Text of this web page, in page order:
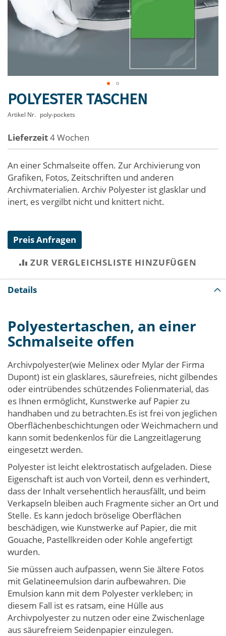
Zum
der
Bildergalerie
POLYESTER TASCHEN
Artikel Nr. poly-pockets
Lieferzeit4 Wochen
An einer Schmalseite offen. Zur Archivierung von
Grafiken, Fotos, Zeitschriften und anderen
Archivmaterialien. Archiv Polyester ist glasklar und
inert, es vergilbt nicht und knittert nicht.
Preis Anfragen
ZUR VERGLEICHSLISTE HINZUFÜGEN
Details
Polyestertaschen, an einer
Schmalseite offen
Archivpolyester(wie Melinex oder Mylar der Firma
Dupont) ist ein glasklares, säurefreies, nicht gilbendes
oder eintrübendes schützendes Folienmaterial, das
es Ihnen ermöglicht, Kunstwerke auf Papier zu
handhaben und zu betrachten.Es ist frei von jeglichen
Oberflächenbeschichtungen oder Weichmachern und
kann somit bedenkenlos für die Langzeitlagerung
eingesetzt werden.
Polyester ist leicht elektrostatisch aufgeladen. Diese
Eigenschaft ist auch von Vorteil, denn es verhindert,
dass der Inhalt versehentlich herausfällt, und beim
Verkapseln bleiben auch Fragmente sicher an Ort und
Stelle. Es kann jedoch bröselige Oberflächen
beschädigen, wie Kunstwerke auf Papier, die mit
Gouache, Pastellkreiden oder Kohle angefertigt
wurden.
Sie müssen auch aufpassen, wenn Sie ältere Fotos
mit Gelatineemulsion darin aufbewahren. Die
Emulsion kann mit dem Polyester verkleben; in
diesem Fall ist es ratsam, eine Hülle aus
Archivpolyester zu nutzen oder eine Zwischenlage
aus säurefreiem Seidenpapier einzulegen.